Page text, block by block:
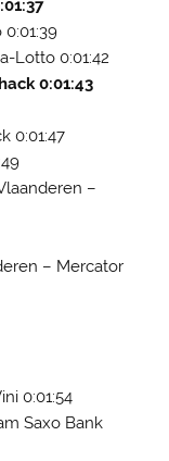
Lotto 0:01:42
0:01:43
0:01:47
–
– Mercator
0:01:54
Saxo Bank